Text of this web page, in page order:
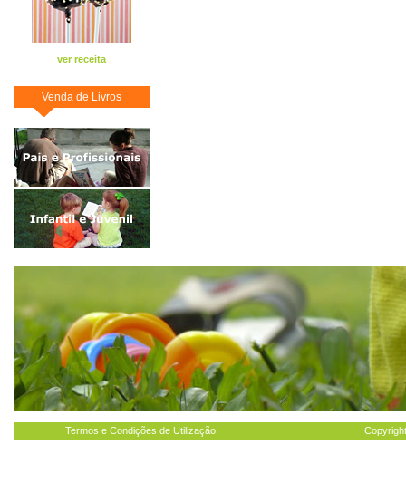
ver receita
Venda de Livros
Termos e Condições de Utilização